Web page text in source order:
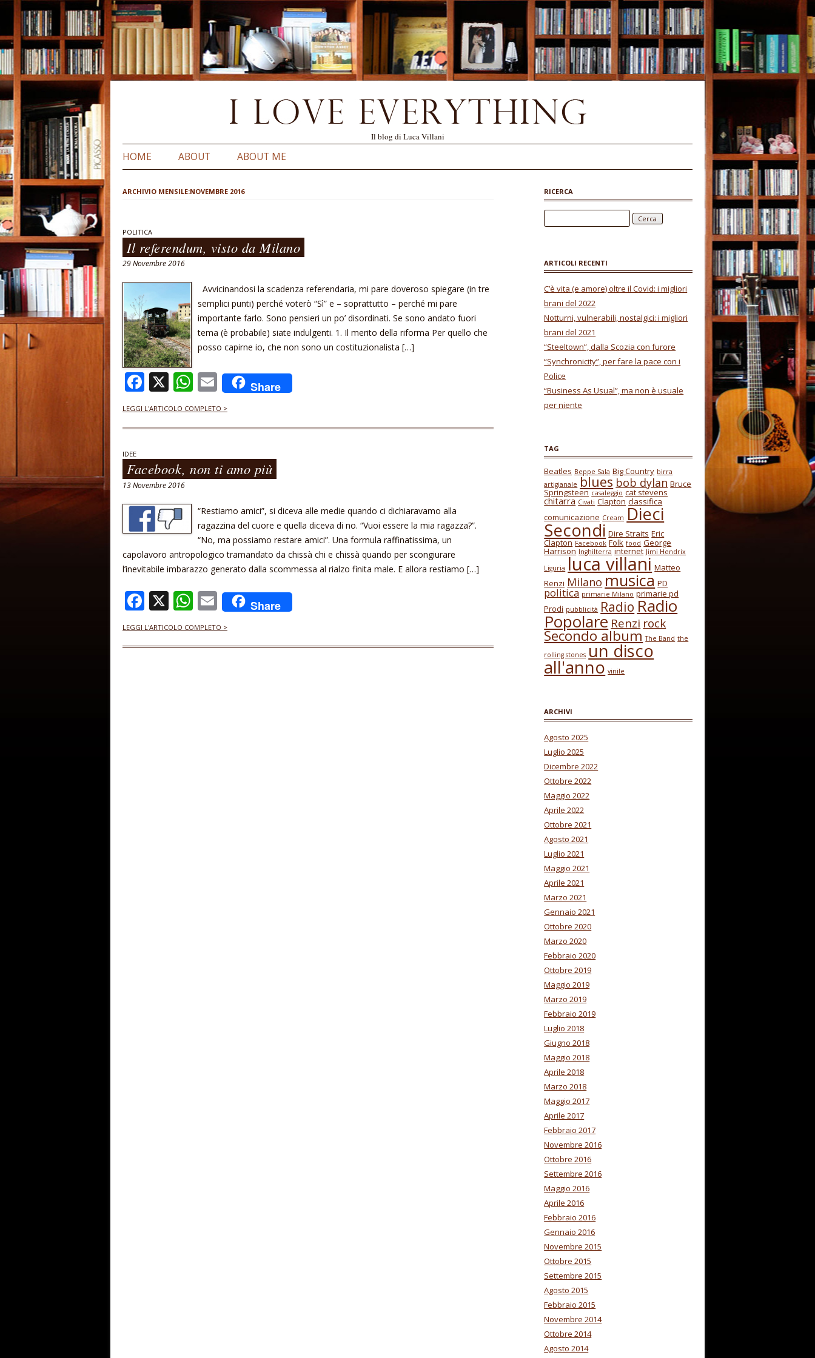
Il blog di Luca Villani
Vai al contenuto
HOME ABOUT ABOUT ME
ARCHIVIO MENSILE:NOVEMBRE 2016
POLITICA
Il referendum, visto da Milano
29 Novembre 2016
Avvicinandosi la scadenza referendaria, mi pare doveroso spiegare (in tre
semplici punti) perché voterò “Sì” e – soprattutto – perché mi pare
importante farlo. Sono pensieri un po’ disordinati. Se sono andato fuori
tema (è probabile) siate indulgenti. 1. Il merito della riforma Per quello che
posso capirne io, che non sono un costituzionalista […]
F
ac
e
o
o
k
X W
h
at
A
p
E
m
ai
Share
LEGGI L'ARTICOLO COMPLETO >
IDEE
Facebook, non ti amo più
13 Novembre 2016
“Restiamo amici”, si diceva alle medie quando ci dichiaravamo alla
ragazzina del cuore e quella diceva di no. “Vuoi essere la mia ragazza?”.
“No, ma possiamo restare amici”. Una formula raffinatissima, un
capolavoro antropologico tramandato da chissà chi e chissà quando per scongiurare
l’inevitabile imbarazzo generato dalla scommessa al rialzo finita male. E allora restiamo […]
F
ac
e
X W
h
at
E
m
ai
Share
LEGGI L'ARTICOLO COMPLETO >
RICERCA
ARTICOLI RECENTI
C’è vita (e amore) oltre il Covid: i migliori
brani del 2022
Notturni, vulnerabili, nostalgici: i migliori
brani del 2021
“Steeltown”, dalla Scozia con furore
“Synchronicity”, per fare la pace con i
Police
“Business As Usual”, ma non è usuale
per niente
TAG
Beatles Beppe Sala Big Country birra
artigianale blues bob dylan Bruce
Springsteen casaleggio cat stevens
chitarra Civati Clapton classifica
comunicazione Cream Dieci
Secondi Dire Straits Eric
Clapton Facebook Folk food George
Harrison Inghilterra internet Jimi Hendrix
Liguria luca villani Matteo
Renzi Milano musica PD
politica primarie Milano primarie pd
Prodi pubblicità RadioRadio
Popolare Renzi rock
Secondo album The Band the
rolling stones un disco
all'anno vinile
ARCHIVI
Agosto 2025
Luglio 2025
Dicembre 2022
Ottobre 2022
Maggio 2022
Aprile 2022
Ottobre 2021
Agosto 2021
Luglio 2021
Maggio 2021
Aprile 2021
Marzo 2021
Gennaio 2021
Ottobre 2020
Marzo 2020
Febbraio 2020
Ottobre 2019
Maggio 2019
Marzo 2019
Febbraio 2019
Luglio 2018
Giugno 2018
Maggio 2018
Aprile 2018
Marzo 2018
Maggio 2017
Aprile 2017
Febbraio 2017
Novembre 2016
Ottobre 2016
Settembre 2016
Maggio 2016
Aprile 2016
Febbraio 2016
Gennaio 2016
Novembre 2015
Ottobre 2015
Settembre 2015
Agosto 2015
Febbraio 2015
Novembre 2014
Ottobre 2014
Agosto 2014